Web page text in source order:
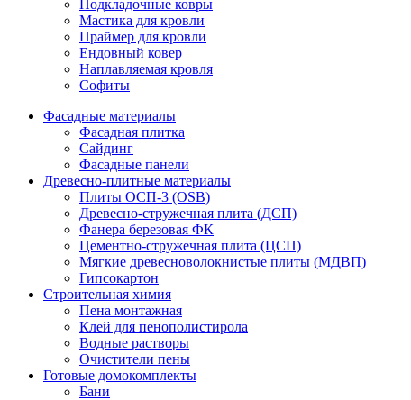
Подкладочные ковры
Мастика для кровли
Праймер для кровли
Ендовный ковер
Наплавляемая кровля
Софиты
Фасадные материалы
Фасадная плитка
Сайдинг
Фасадные панели
Древесно-плитные материалы
Плиты ОСП-3 (OSB)
Древесно-стружечная плита (ДСП)
Фанера березовая ФК
Цементно-стружечная плита (ЦСП)
Мягкие древесноволокнистые плиты (МДВП)
Гипсокартон
Строительная химия
Пена монтажная
Клей для пенополистирола
Водные растворы
Очистители пены
Готовые домокомплекты
Бани